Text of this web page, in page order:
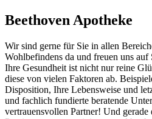
Beethoven Apotheke
Wir sind gerne für Sie in allen
Wohlbefindens da und freuen uns auf
Ihre Gesundheit ist nicht nur reine
diese von vielen Faktoren ab.
Disposition, Ihre Lebensweise und
und fachlich fundierte beratende
vertrauensvollen Partner! Und gerade